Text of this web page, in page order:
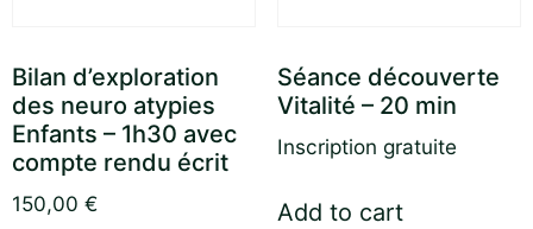
Bilan d’exploration
des neuro atypies
Enfants – 1h30 avec
compte rendu écrit
150,00 €
Séance découverte
Vitalité – 20 min
Inscription gratuite
Add to cart